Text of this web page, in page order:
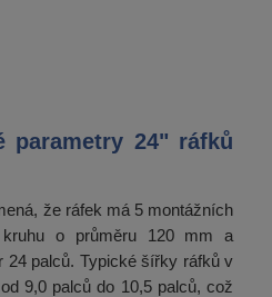
parametry 24" ráfků
že ráfek má 5 montážních
kruhu o průměru 120 mm a
24 palců. Typické šířky ráfků v
9,0 palců do 10,5 palců, což